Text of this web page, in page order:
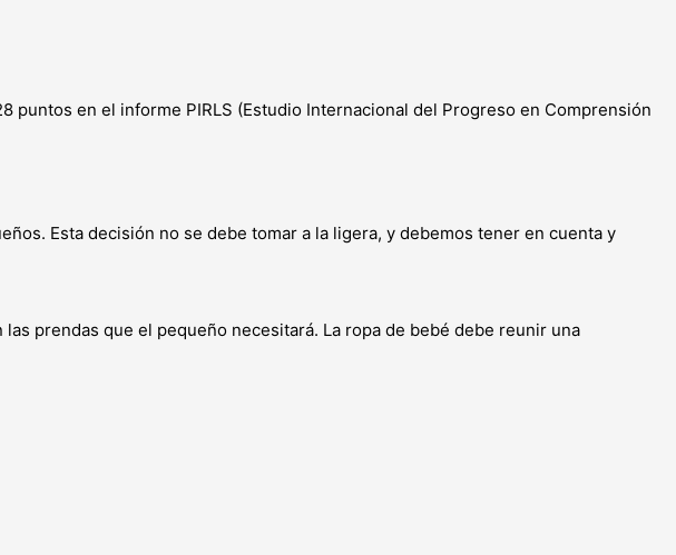
puntos en el informe PIRLS (Estudio Internacional del Progreso en Comprensión
Esta decisión no se debe tomar a la ligera, y debemos tener en cuenta y
prendas que el pequeño necesitará. La ropa de bebé debe reunir una